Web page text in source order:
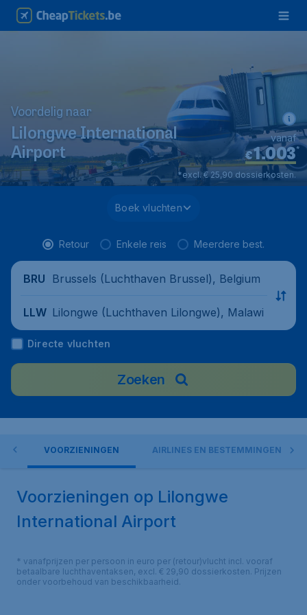
Voordelig naar
Lilongwe International
Airport
€1.003*
vanaf
*excl. € 25,90 dossierkosten.
Boek vluchten
Retour Enkele reis Meerdere best.
BRU Brussels (Luchthaven Brussel), Belgium
LLW Lilongwe (Luchthaven Lilongwe), Malawi
Directe vluchten
Zoeken
VOORZIENINGEN AIRLINES EN BESTEMMINGEN
Voorzieningen op Lilongwe
International Airport
* vanafprijzen per persoon in euro per (retour)vlucht incl. vooraf
betaalbare luchthaventaksen, excl. € 29,90 dossierkosten. Prijzen
onder voorbehoud van beschikbaarheid.